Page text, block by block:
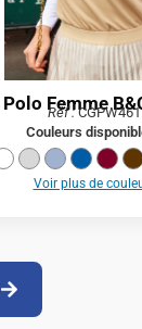
Polo Femme
Réf :CGPW461
Couleurs
Voir plus de